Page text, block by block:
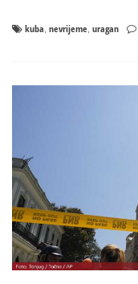
kuba, nevrijeme, uragan